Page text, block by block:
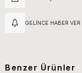
GELINCE HABER VER
Benzer Ürünler